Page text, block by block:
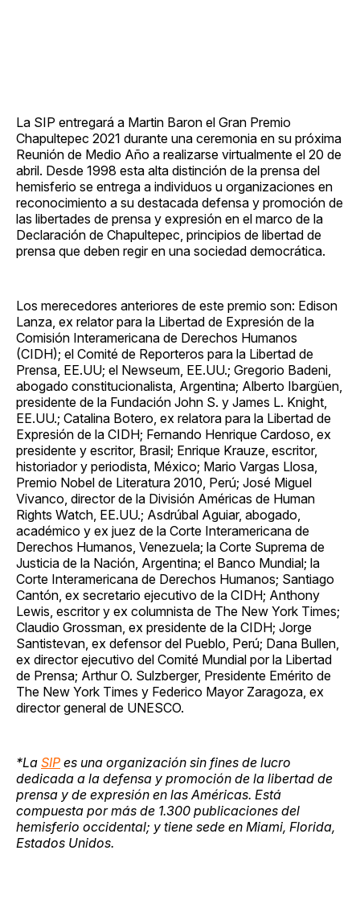
La SIP entregará a Martin Baron el Gran Premio
Chapultepec 2021 durante una ceremonia en su próxima
Reunión de Medio Año a realizarse virtualmente el 20 de
abril. Desde 1998 esta alta distinción de la prensa del
hemisferio se entrega a individuos u organizaciones en
reconocimiento a su destacada defensa y promoción de
las libertades de prensa y expresión en el marco de la
Declaración de Chapultepec, principios de libertad de
prensa que deben regir en una sociedad democrática.
Los merecedores anteriores de este premio son: Edison
Lanza, ex relator para la Libertad de Expresión de la
Comisión Interamericana de Derechos Humanos
(CIDH); el Comité de Reporteros para la Libertad de
Prensa, EE.UU; el Newseum, EE.UU.; Gregorio Badeni,
abogado constitucionalista, Argentina; Alberto Ibargüen,
presidente de la Fundación John S. y James L. Knight,
EE.UU.; Catalina Botero, ex relatora para la Libertad de
Expresión de la CIDH; Fernando Henrique Cardoso, ex
presidente y escritor, Brasil; Enrique Krauze, escritor,
historiador y periodista, México; Mario Vargas Llosa,
Premio Nobel de Literatura 2010, Perú; José Miguel
Vivanco, director de la División Américas de Human
Rights Watch, EE.UU.; Asdrúbal Aguiar, abogado,
académico y ex juez de la Corte Interamericana de
Derechos Humanos, Venezuela; la Corte Suprema de
Justicia de la Nación, Argentina; el Banco Mundial; la
Corte Interamericana de Derechos Humanos; Santiago
Cantón, ex secretario ejecutivo de la CIDH; Anthony
Lewis, escritor y ex columnista de The New York Times;
Claudio Grossman, ex presidente de la CIDH; Jorge
Santistevan, ex defensor del Pueblo, Perú; Dana Bullen,
ex director ejecutivo del Comité Mundial por la Libertad
de Prensa; Arthur O. Sulzberger, Presidente Emérito de
The New York Times y Federico Mayor Zaragoza, ex
director general de UNESCO.
*La SIP es una organización sin fines de lucro
dedicada a la defensa y promoción de la libertad de
prensa y de expresión en las Américas. Está
compuesta por más de 1.300 publicaciones del
hemisferio occidental; y tiene sede en Miami, Florida,
Estados Unidos.